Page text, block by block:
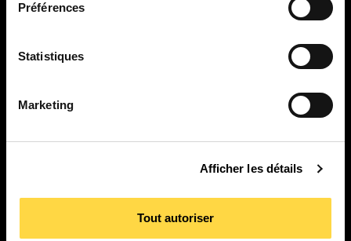
Préférences
Statistiques
Marketing
Afficher les détails
Tout autoriser
PI. La Pahilla.